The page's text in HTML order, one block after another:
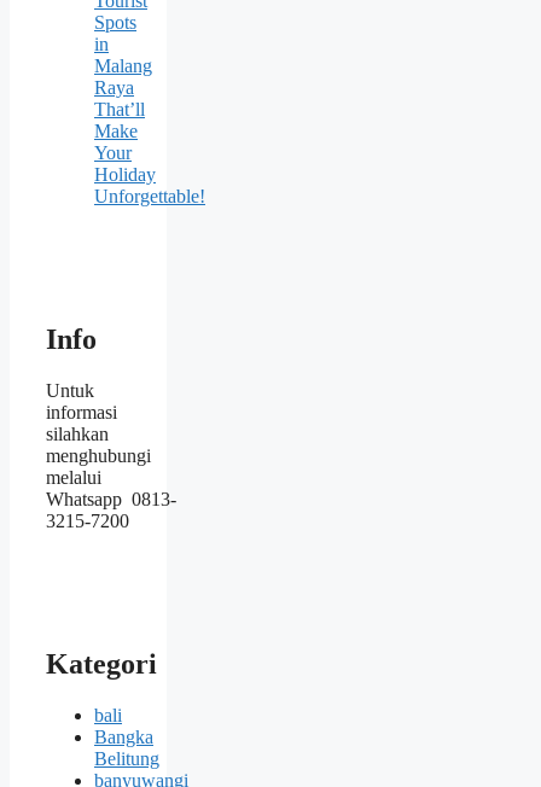
Spots
in
Malang
Raya
That’ll
Make
Your
Holiday
Unforgettable!
Info
Untuk
informasi
silahkan
menghubungi
melalui
Whatsapp 0813-
3215-7200
Kategori
bali
Bangka
Belitung
banyuwangi